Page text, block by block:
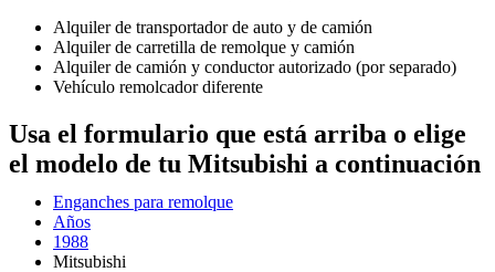
Alquiler de transportador de auto y de camión
Alquiler de carretilla de remolque y camión
Alquiler de camión y conductor autorizado (por separado)
Vehículo remolcador diferente
Usa el formulario que está arriba o elige
el modelo de tu Mitsubishi a continuación
Enganches para remolque
Años
1988
Mitsubishi